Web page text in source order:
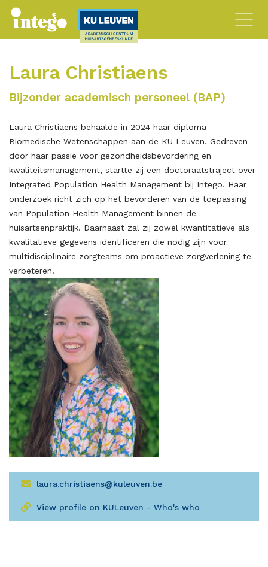
Laura Christiaens
Bijzonder academisch personeel (BAP)
Laura Christiaens behaalde in 2024 haar diploma
Biomedische Wetenschappen aan de KU Leuven. Gedreven
door haar passie voor gezondheidsbevordering en
kwaliteitsmanagement, startte zij een doctoraatstraject over
Integrated Population Health Management bij Intego. Haar
onderzoek richt zich op het bevorderen van de toepassing
van Population Health Management binnen de
huisartsenpraktijk. Daarnaast zal zij zowel kwantitatieve als
kwalitatieve gegevens identificeren die nodig zijn voor
multidisciplinaire zorgteams om proactieve zorgverlening te
verbeteren.
laura.christiaens@kuleuven.be
View profile on KULeuven - Who's who